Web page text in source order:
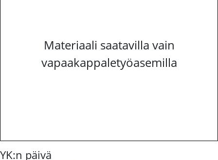
Materiaali saatavilla vain
vapaakappaletyöasemilla
YK:n päivä